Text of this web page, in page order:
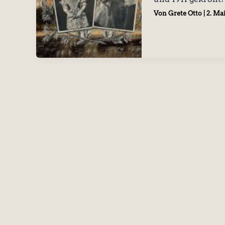
Von Grete Otto 2.